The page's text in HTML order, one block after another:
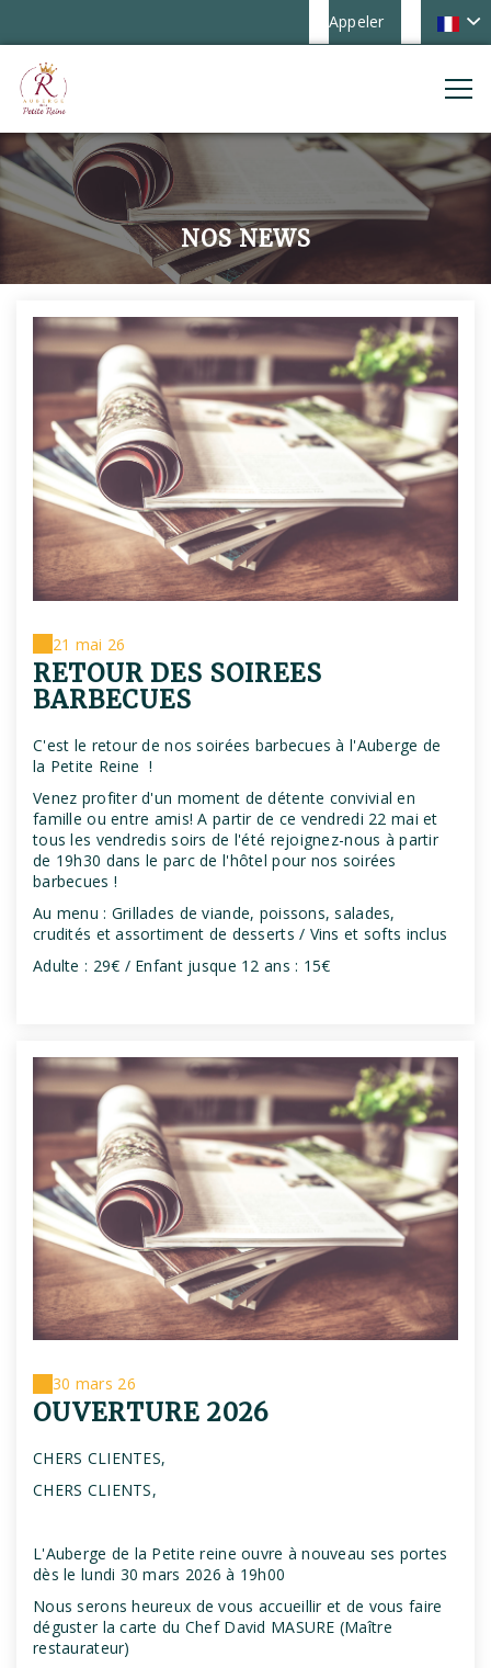
Appeler
NOS NEWS
21 mai 26
RETOUR DES SOIREES
BARBECUES
C'est le retour de nos soirées barbecues à l'Auberge de
la Petite Reine !
Venez profiter d'un moment de détente convivial en
famille ou entre amis! A partir de ce vendredi 22 mai et
tous les vendredis soirs de l'été rejoignez-nous à partir
de 19h30 dans le parc de l'hôtel pour nos soirées
barbecues !
Au menu : Grillades de viande, poissons, salades,
crudités et assortiment de desserts / Vins et softs inclus
Adulte : 29€ / Enfant jusque 12 ans : 15€
30 mars 26
OUVERTURE 2026
CHERS CLIENTES,
CHERS CLIENTS,
L'Auberge de la Petite reine ouvre à nouveau ses portes
dès le lundi 30 mars 2026 à 19h00
Nous serons heureux de vous accueillir et de vous faire
déguster la carte du Chef David MASURE (Maître
restaurateur)